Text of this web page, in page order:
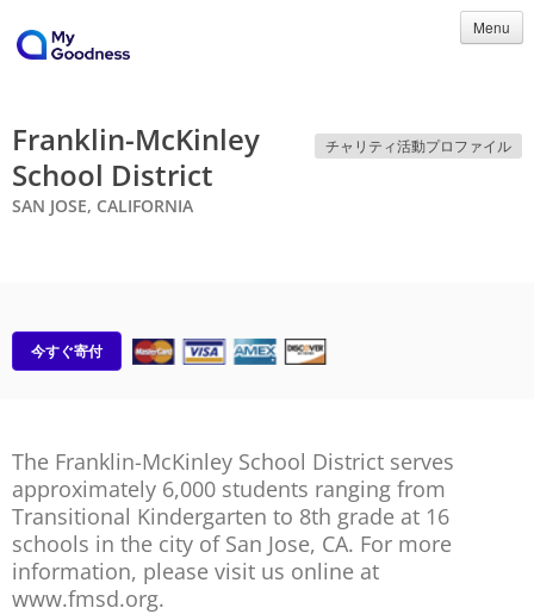
Menu
チャリティ活動プロファイル
Franklin-McKinley
School District
SAN JOSE, CALIFORNIA
今すぐ寄付
The Franklin-McKinley School District serves
approximately 6,000 students ranging from
Transitional Kindergarten to 8th grade at 16
schools in the city of San Jose, CA. For more
information, please visit us online at
www.fmsd.org.